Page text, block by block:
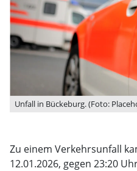
Unfall in Bückeburg. (Foto:
Zu einem Verkehrsunfall
12.01.2026, gegen 23:20